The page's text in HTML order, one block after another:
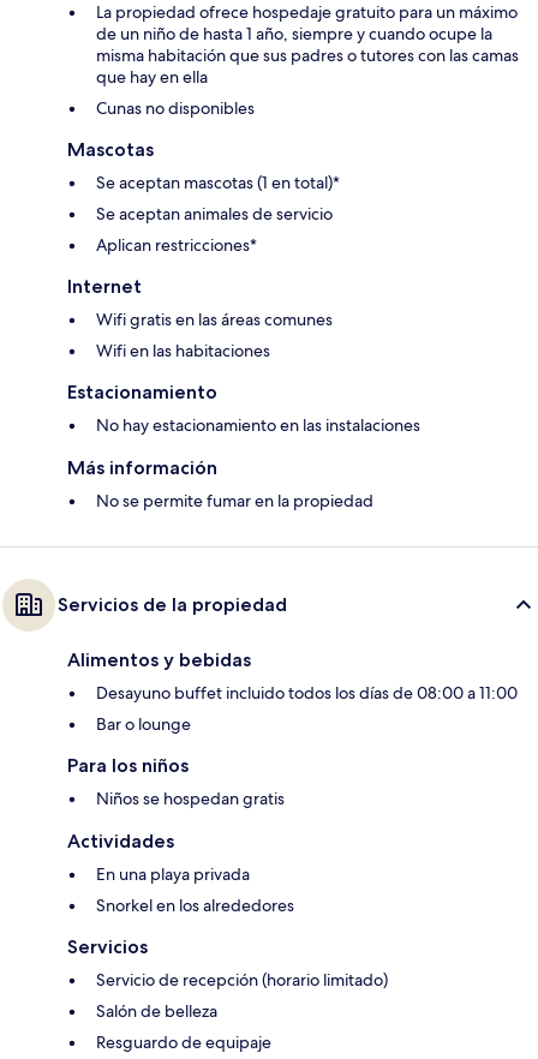
La propiedad ofrece hospedaje gratuito para un máximo
de un niño de hasta 1 año, siempre y cuando ocupe la
misma habitación que sus padres o tutores con las camas
que hay en ella
Cunas no disponibles
Mascotas
Se aceptan mascotas (1 en total)*
Se aceptan animales de servicio
Aplican restricciones*
Internet
Wifi gratis en las áreas comunes
Wifi en las habitaciones
Estacionamiento
No hay estacionamiento en las instalaciones
Más información
No se permite fumar en la propiedad
Servicios de la propiedad
Alimentos y bebidas
Desayuno buffet incluido todos los días de 08:00 a 11:00
Bar o lounge
Para los niños
Niños se hospedan gratis
Actividades
En una playa privada
Snorkel en los alrededores
Servicios
Servicio de recepción (horario limitado)
Salón de belleza
Resguardo de equipaje